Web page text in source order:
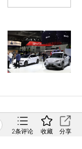
2条评论 收藏 分享